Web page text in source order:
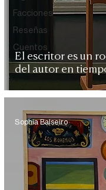
Facciones
Reseñas
Cuentos
El escritor es un
del autor en
Sophia Balseiro